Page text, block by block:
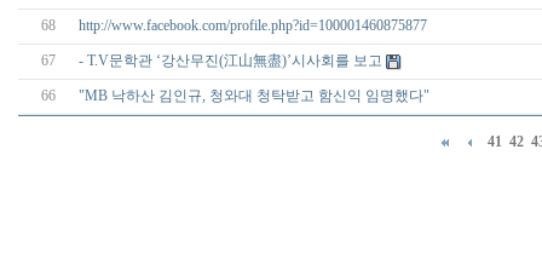
68 http://www.facebook.com/profile.php?id=100001460875877
67 - T.V문학관 ‘강산무진(江山無盡)’시사회를 보고
66 "MB 낙하산 김인규, 청와대 청탁받고 함신익 임명했다"
41 42